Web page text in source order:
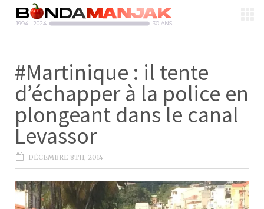
#Martinique : il tente
d’échapper à la police en
plongeant dans le canal
Levassor
DÉCEMBRE 8TH, 2014